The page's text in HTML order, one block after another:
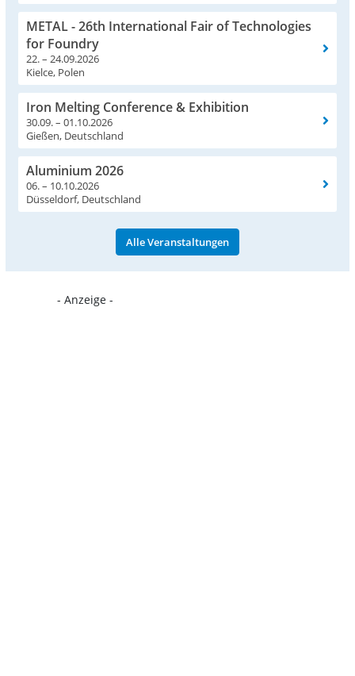
METAL - 26th International Fair of Technologies
for Foundry
22. – 24.09.2026
Kielce, Polen
Iron Melting Conference & Exhibition
30.09. – 01.10.2026
Gießen, Deutschland
Aluminium 2026
06. – 10.10.2026
Düsseldorf, Deutschland
Alle Veranstaltungen
- Anzeige -